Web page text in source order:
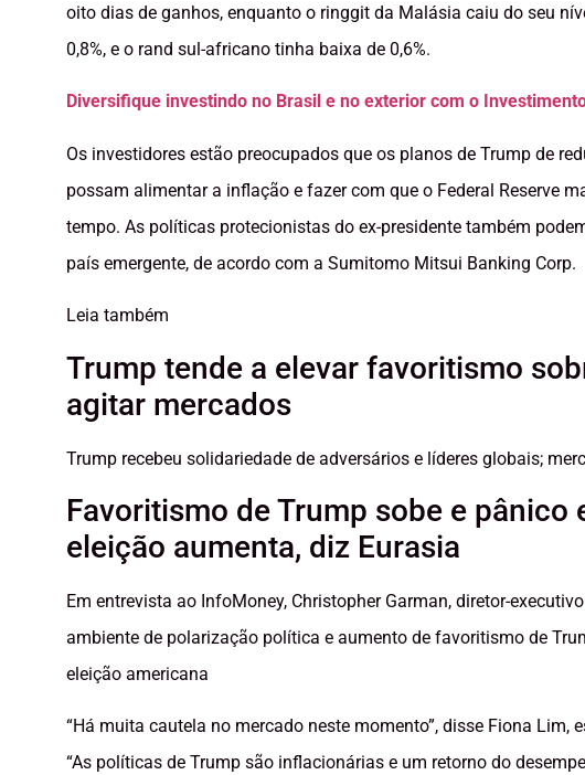
oito dias de ganhos, enquanto o ringgit da Malásia caiu do seu
0,8%, e o rand sul-africano tinha baixa de 0,6%.
Diversifique investindo no Brasil e no exterior com o
Os investidores estão preocupados que os planos de Trump de
possam alimentar a inflação e fazer com que o Federal Reserve
tempo. As políticas protecionistas do ex-presidente também
país emergente, de acordo com a Sumitomo Mitsui Banking Corp.
Leia também
Trump tende a elevar favoritismo
agitar mercados
Trump recebeu solidariedade de adversários e líderes globais;
Favoritismo de Trump sobe e pânico
eleição aumenta, diz Eurasia
Em entrevista ao InfoMoney, Christopher Garman, diretor-
ambiente de polarização política e aumento de favoritismo de
eleição americana
“Há muita cautela no mercado neste momento”, disse Fiona
“As políticas de Trump são inflacionárias e um retorno do